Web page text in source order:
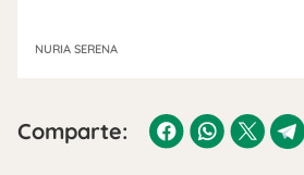
NURIA SERENA
Comparte: